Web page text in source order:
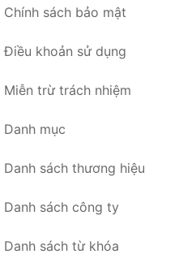
Chính sách bảo mật
Điều khoản sử dụng
Miễn trừ trách nhiệm
Danh mục
Danh sách thương hiệu
Danh sách công ty
Danh sách từ khóa